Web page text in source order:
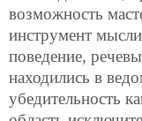
возможность
инструмент
поведение,
находились в
убедительность